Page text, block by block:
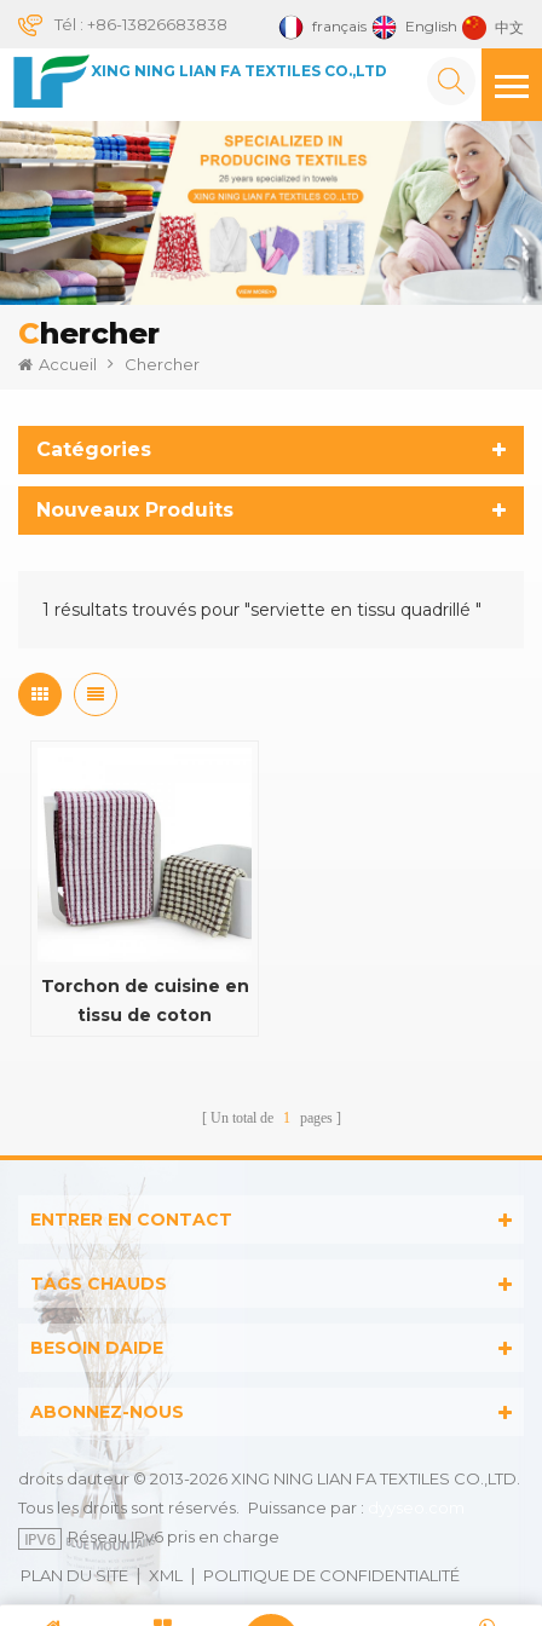
français English 中文
Tél : +86-13826683838
XING NING LIAN FA TEXTILES CO.,LTD
Chercher
Accueil Chercher
Catégories
Nouveaux Produits
1 résultats trouvés pour "serviette en tissu quadrillé "
Torchon de cuisine en
tissu de coton
Un total de 1 pages
ENTRER EN CONTACT
TAGS CHAUDS
BESOIN DAIDE
ABONNEZ-NOUS
droits dauteur © 2013-2026 XING NING LIAN FA TEXTILES CO.,LTD.
Tous les droits sont réservés.
Puissance par :
Réseau IPv6 pris en charge
PLAN DU SITE| XML | POLITIQUE DE CONFIDENTIALITÉ